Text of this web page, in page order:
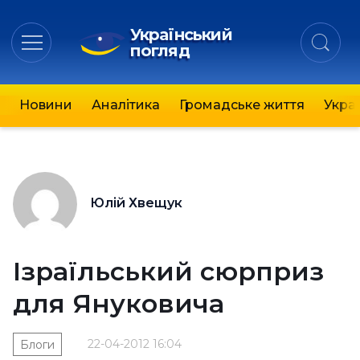
Український
погляд
Новини Аналітика Громадське життя
Юлій Хвещук
Ізраїльський сюрприз
для Януковича
22-04-2012 16:04
Блоги